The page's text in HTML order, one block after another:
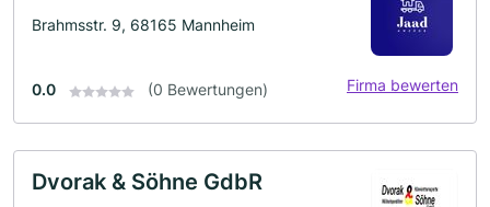
Brahmsstr. 9, 68165 Mannheim
0.0 (0 Bewertungen) Firma bewerten
Dvorak & Söhne GdbR